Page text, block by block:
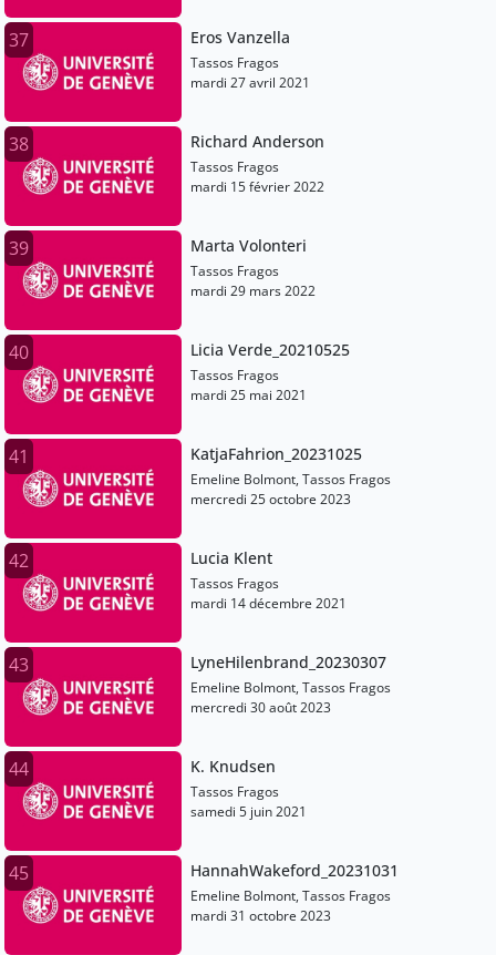
37 Eros Vanzella
Tassos Fragos
mardi 27 avril 2021
38 Richard Anderson
Tassos Fragos
mardi 15 février 2022
39 Marta Volonteri
Tassos Fragos
mardi 29 mars 2022
40 Licia Verde_20210525
Tassos Fragos
mardi 25 mai 2021
41 KatjaFahrion_20231025
Emeline Bolmont, Tassos Fragos
mercredi 25 octobre 2023
42 Lucia Klent
Tassos Fragos
mardi 14 décembre 2021
43 LyneHilenbrand_20230307
Emeline Bolmont, Tassos Fragos
mercredi 30 août 2023
44 K. Knudsen
Tassos Fragos
samedi 5 juin 2021
45 HannahWakeford_20231031
Emeline Bolmont, Tassos Fragos
mardi 31 octobre 2023